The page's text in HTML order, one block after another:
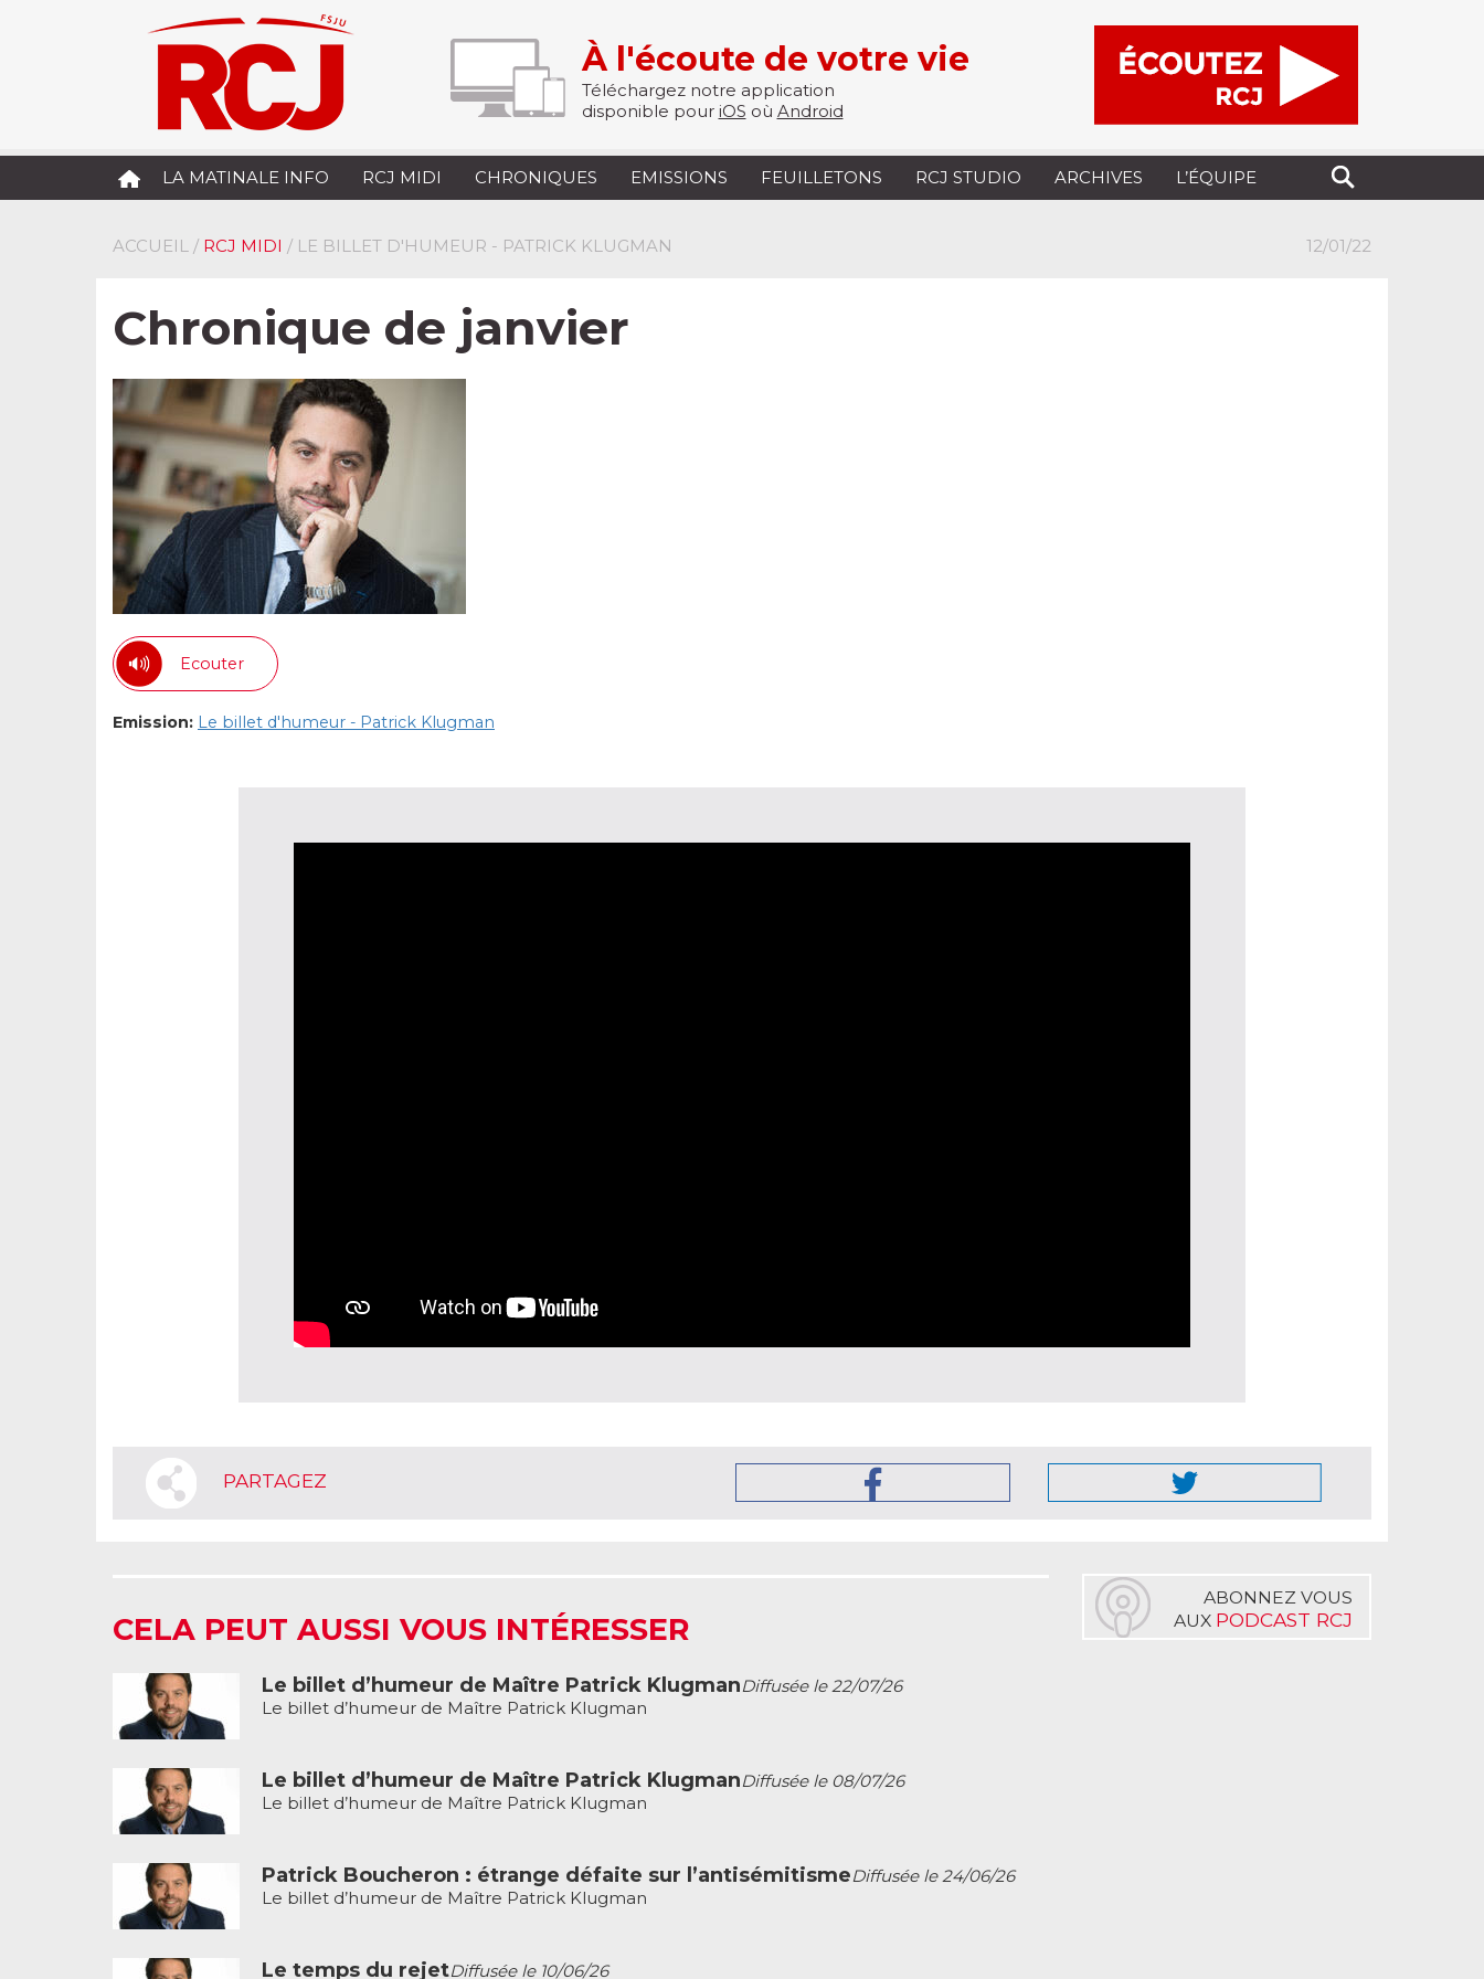
À l'écoute de votre vie
Téléchargez notre application
disponible pour iOS où Android
LA MATINALE INFO RCJ MIDI CHRONIQUES EMISSIONS FEUILLETONS RCJ STUDIO ARCHIVES L’ÉQUIPE
ACCUEIL / RCJ MIDI / LE BILLET D'HUMEUR - PATRICK KLUGMAN 12/01/22
Chronique de janvier
Ecouter
Emission: Le billet d'humeur - Patrick Klugman
PARTAGEZ
CELA PEUT AUSSI VOUS INTÉRESSER
Le billet d’humeur de Maître Patrick KlugmanDiffusée le 22/07/26
Le billet d’humeur de Maître Patrick Klugman
Le billet d’humeur de Maître Patrick KlugmanDiffusée le 08/07/26
Le billet d’humeur de Maître Patrick Klugman
Patrick Boucheron : étrange défaite sur l’antisémitismeDiffusée le 24/06/26
Le billet d’humeur de Maître Patrick Klugman
Le temps du rejetDiffusée le 10/06/26
ABONNEZ VOUS
AUX PODCAST RCJ